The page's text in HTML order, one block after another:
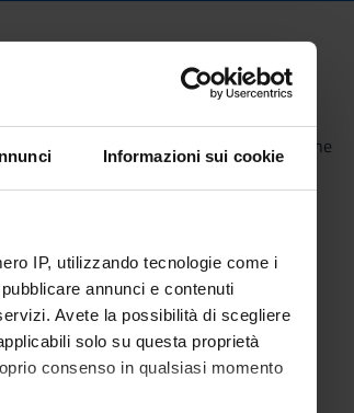
Informazioni sui cookie
IP, utilizzando tecnologie come i
annunci e contenuti
Avete la possibilità di scegliere
solo su questa proprietà
consenso in qualsiasi momento
- Laurea magistrale in Discipline artistiche